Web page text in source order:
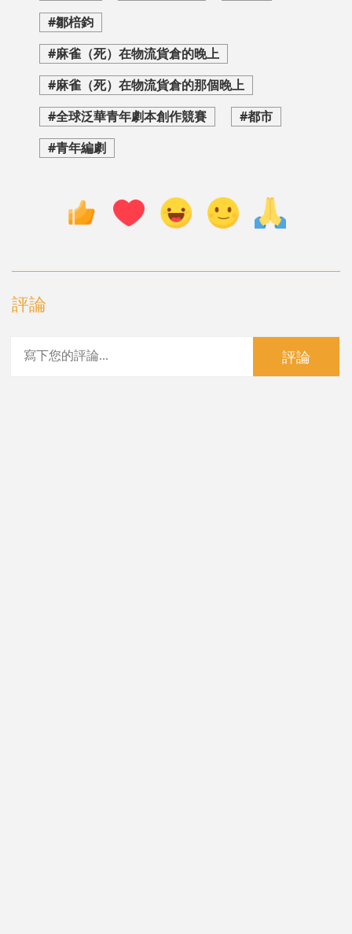
#鄒棓鈞
#麻雀（死）在物流貨倉的晚上
#麻雀（死）在物流貨倉的那個晚上
#全球泛華青年劇本創作競賽
#都市
#青年編劇
評論
評論